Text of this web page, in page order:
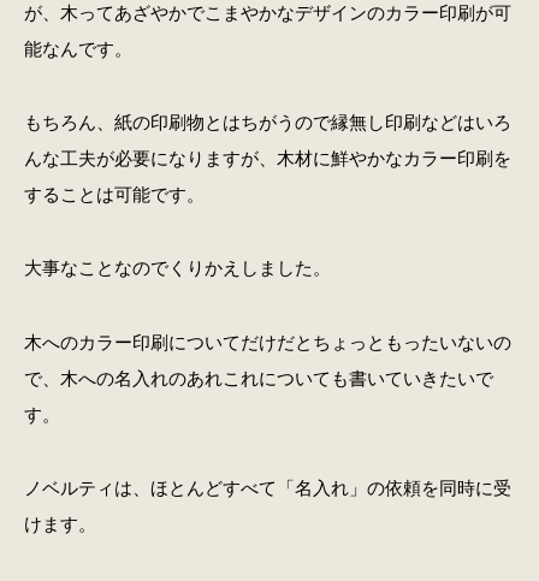
が、木ってあざやかでこまやかなデザインのカラー印刷が可
能なんです。
もちろん、紙の印刷物とはちがうので縁無し印刷などはいろ
んな工夫が必要になりますが、木材に鮮やかなカラー印刷を
することは可能です。
大事なことなのでくりかえしました。
木へのカラー印刷についてだけだとちょっともったいないの
で、木への名入れのあれこれについても書いていきたいで
す。
ノベルティは、ほとんどすべて「名入れ」の依頼を同時に受
けます。